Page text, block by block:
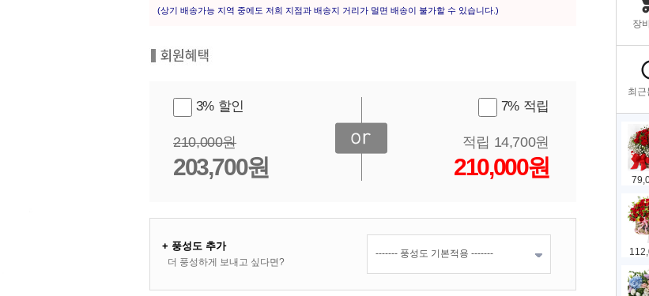
(상기 배송가능 지역 중에도 저희 지점과 배송지 거리가 멀면 배송이 불가할 수 있습니다.)
3% 할인
210,000원
203,700원
7% 적립
적립 14,700원
210,000원
+ 풍성도 추가
더 풍성하게 보내고 싶다면?